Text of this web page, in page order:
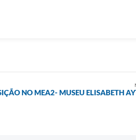
NO MEA2- MUSEU ELISABETH